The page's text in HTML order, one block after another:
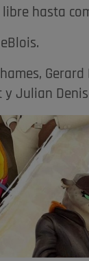
libre hasta
Gerard
y Julian